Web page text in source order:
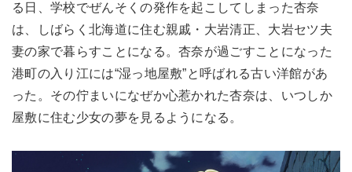
る日、学校でぜんそくの発作を起こしてしまった杏奈
は、しばらく北海道に住む親戚・大岩清正、大岩セツ夫
妻の家で暮らすことになる。杏奈が過ごすことになった
港町の入り江には“湿っ地屋敷”と呼ばれる古い洋館があ
った。その佇まいになぜか心惹かれた杏奈は、いつしか
屋敷に住む少女の夢を見るようになる。